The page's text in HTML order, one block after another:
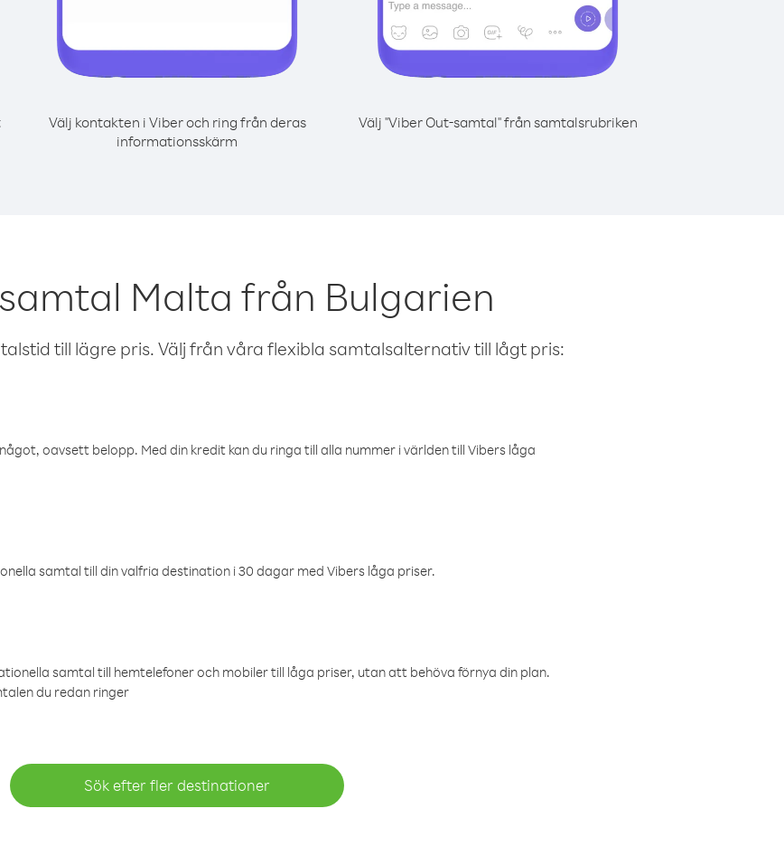
Välj kontakten i Viber och ring från deras
informationsskärm
Välj "Viber Out-samtal" från samtalsrubriken
Malta från Bulgarien
till lägre pris. Välj från våra flexibla samtalsalternativ till lågt pris:
oavsett belopp. Med din kredit kan du ringa till alla nummer i världen till Vibers låga
samtal till din valfria destination i 30 dagar med Vibers låga priser.
samtal till hemtelefoner och mobiler till låga priser, utan att behöva förnya din plan.
du redan ringer
Sök efter fler destinationer